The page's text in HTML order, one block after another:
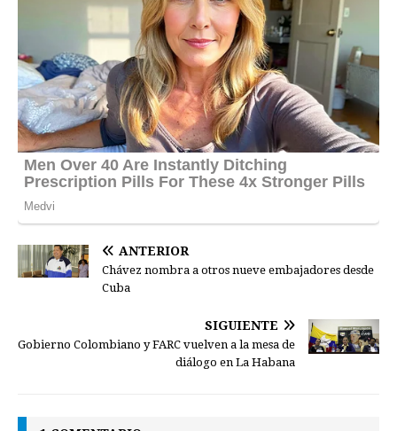
ANTERIOR
Chávez nombra a otros nueve embajadores desde
Cuba
SIGUIENTE
Gobierno Colombiano y FARC vuelven a la mesa de
diálogo en La Habana